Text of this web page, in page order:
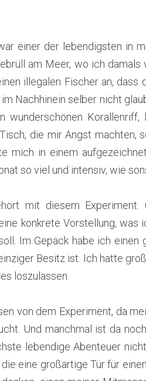
einer der lebendigsten in
am Meer, wo ich damals
illegalen Fischer an,
Nachhinein selber nicht
die mir Angst machten,
mich in einem
so viel und intensiv, wie
mit diesem
konkrete Vorstellung, was
Im Gepäck habe ich einen
Besitz ist. Ich hatte
loszulassen.
von dem Experiment, da
Und manchmal ist da
lebendige Abenteuer
eine großartige Tür für